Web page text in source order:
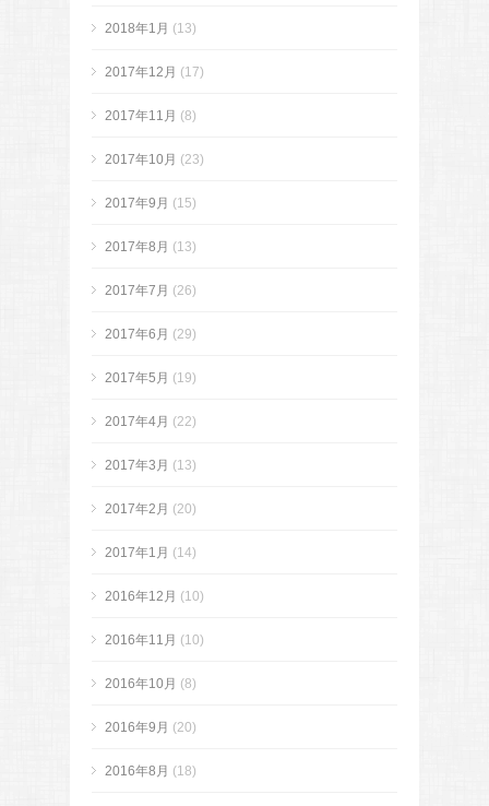
2018年1月 (13)
2017年12月 (17)
2017年11月 (8)
2017年10月 (23)
2017年9月 (15)
2017年8月 (13)
2017年7月 (26)
2017年6月 (29)
2017年5月 (19)
2017年4月 (22)
2017年3月 (13)
2017年2月 (20)
2017年1月 (14)
2016年12月 (10)
2016年11月 (10)
2016年10月 (8)
2016年9月 (20)
2016年8月 (18)